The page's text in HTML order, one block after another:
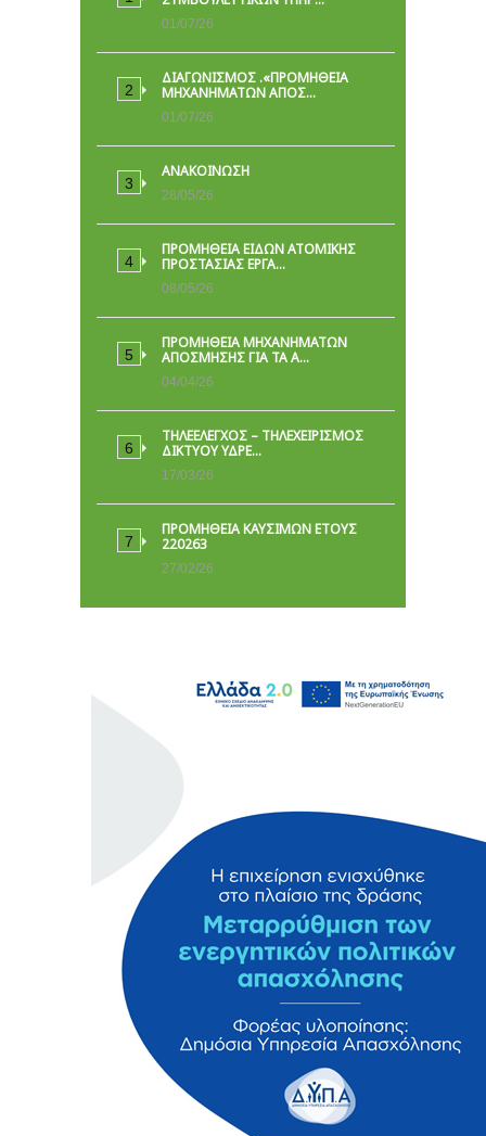
01/07/26
ΔΙΑΓΩΝΙΣΜΟΣ .«ΠΡΟΜΗΘΕΙΑ
ΜΗΧΑΝΗΜΑΤΩΝ ΑΠΟΣ…
01/07/26
ΑΝΑΚΟΙΝΩΣΗ
28/05/26
ΠΡΟΜΉΘΕΙΑ ΕΙΔΏΝ ΑΤΟΜΙΚΉΣ
ΠΡΟΣΤΑΣΊΑΣ ΕΡΓΑ…
08/05/26
ΠΡΟΜΗΘΕΙΑ ΜΗΧΑΝΗΜΑΤΩΝ
ΑΠΟΣΜΗΣΗΣ ΓΙΑ ΤΑ Α…
04/04/26
ΤΗΛΕΕΛΕΓΧΟΣ – ΤΗΛΕΧΕΙΡΙΣΜΟΣ
ΔΙΚΤΥΟΥ ΥΔΡΕ…
17/03/26
ΠΡΟΜΗΘΕΙΑ ΚΑΥΣΙΜΩΝ ΕΤΟΥΣ
220263
27/02/26